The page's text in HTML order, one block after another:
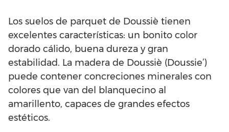
Los suelos de parquet de Doussiè tienen
excelentes características: un bonito color
dorado cálido, buena dureza y gran
estabilidad. La madera de Doussiè (Doussie’)
puede contener concreciones minerales con
colores que van del blanquecino al
amarillento, capaces de grandes efectos
estéticos.